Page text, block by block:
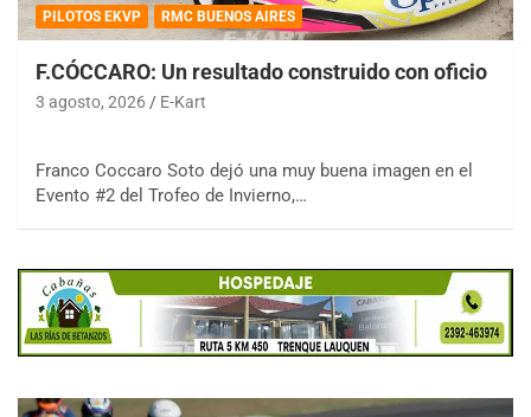
PILOTOS EKVP RMC BUENOS AIRES
F.CÓCCARO: Un resultado construido con oficio
3 agosto, 2026 E-Kart
Franco Coccaro Soto dejó una muy buena imagen en el
Evento #2 del Trofeo de Invierno,…